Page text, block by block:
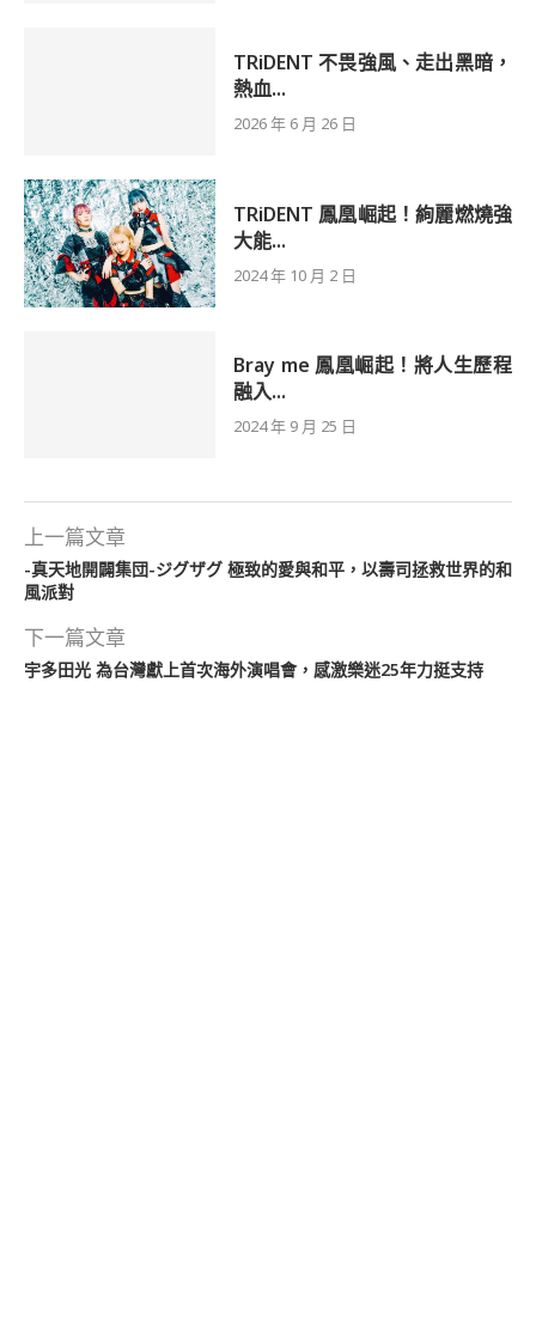
TRiDENT 不畏強風、走出黑暗，
熱血...
2026 年 6 月 26 日
TRiDENT 鳳凰崛起！絢麗燃燒強
大能...
2024 年 10 月 2 日
Bray me 鳳凰崛起！將人生歷程
融入...
2024 年 9 月 25 日
上一篇文章
-真天地開闢集団-ジグザグ 極致的愛與和平，以壽司拯救世界的和
風派對
下一篇文章
宇多田光 為台灣獻上首次海外演唱會，感激樂迷25年力挺支持